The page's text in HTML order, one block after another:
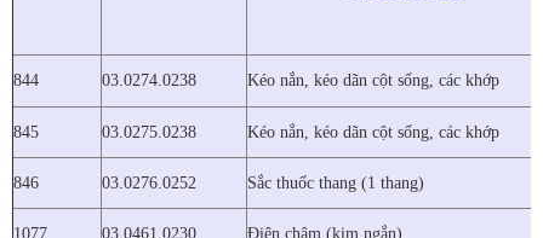
844 03.0274.0238 Kéo nắn, kéo dãn cột sống, các khớp
845 03.0275.0238 Kéo nắn, kéo dãn cột sống, các khớp
846 03.0276.0252 Sắc thuốc thang (1 thang)
1077 03.0461.0230 Điện châm (kim ngắn)